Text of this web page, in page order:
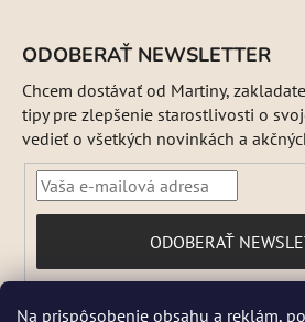
Na prispôsobenie obsahu a reklám,
ODOBERAŤ NEWSLETTER
Chcem dostávať od Martiny,
tipy pre zlepšenie starostlivosti o
vedieť o všetkých novinkách a
PRIHLÁSIŤ
SA
ODOBERAŤ